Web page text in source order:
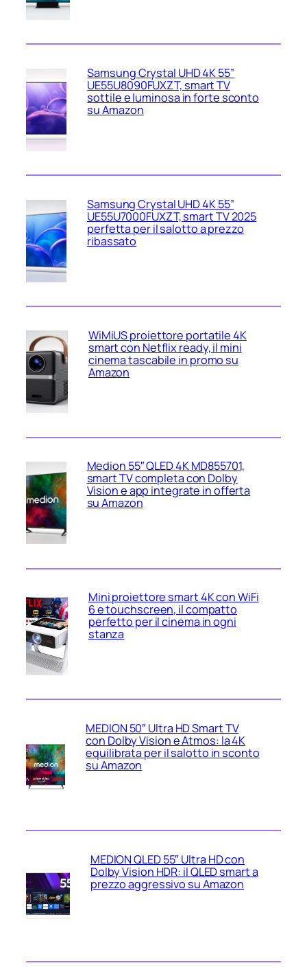
Samsung Crystal UHD 4K 55”
UE55U8090FUXZT, smart TV
sottile e luminosa in forte sconto
su Amazon
Samsung Crystal UHD 4K 55”
UE55U7000FUXZT, smart TV 2025
perfetta per il salotto a prezzo
ribassato
WiMiUS proiettore portatile 4K
smart con Netflix ready, il mini
cinema tascabile in promo su
Amazon
Medion 55″ QLED 4K MD855701,
smart TV completa con Dolby
Vision e app integrate in offerta
su Amazon
Mini proiettore smart 4K con WiFi
6 e touchscreen, il compatto
perfetto per il cinema in ogni
stanza
MEDION 50″ Ultra HD Smart TV
con Dolby Vision e Atmos: la 4K
equilibrata per il salotto in sconto
su Amazon
MEDION QLED 55″ Ultra HD con
Dolby Vision HDR: il QLED smart a
prezzo aggressivo su Amazon